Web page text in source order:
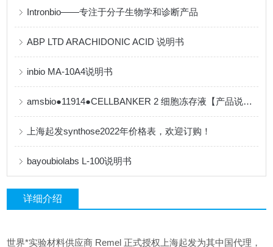
Intronbio——专注于分子生物学和诊断产品
ABP LTD ARACHIDONIC ACID 说明书
inbio MA-10A4说明书
amsbio●11914●CELLBANKER 2 细胞冻存液【产品说明书】
上海起发synthose2022年价格表，欢迎订购！
bayoubiolabs L-100说明书
详细介绍
世界*实验材料供应商 Remel 正式授权上海起发为其中国代理，